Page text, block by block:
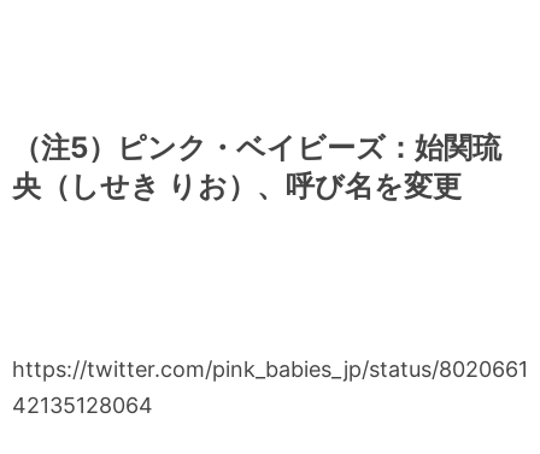
（注5）ピンク・ベイビーズ：始関琉
央（しせき りお）、呼び名を変更
https://twitter.com/pink_babies_jp/status/8020661
42135128064